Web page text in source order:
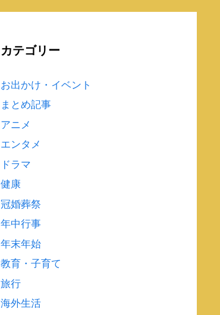
カテゴリー
お出かけ・イベント
まとめ記事
アニメ
エンタメ
ドラマ
健康
冠婚葬祭
年中行事
年末年始
教育・子育て
旅行
海外生活